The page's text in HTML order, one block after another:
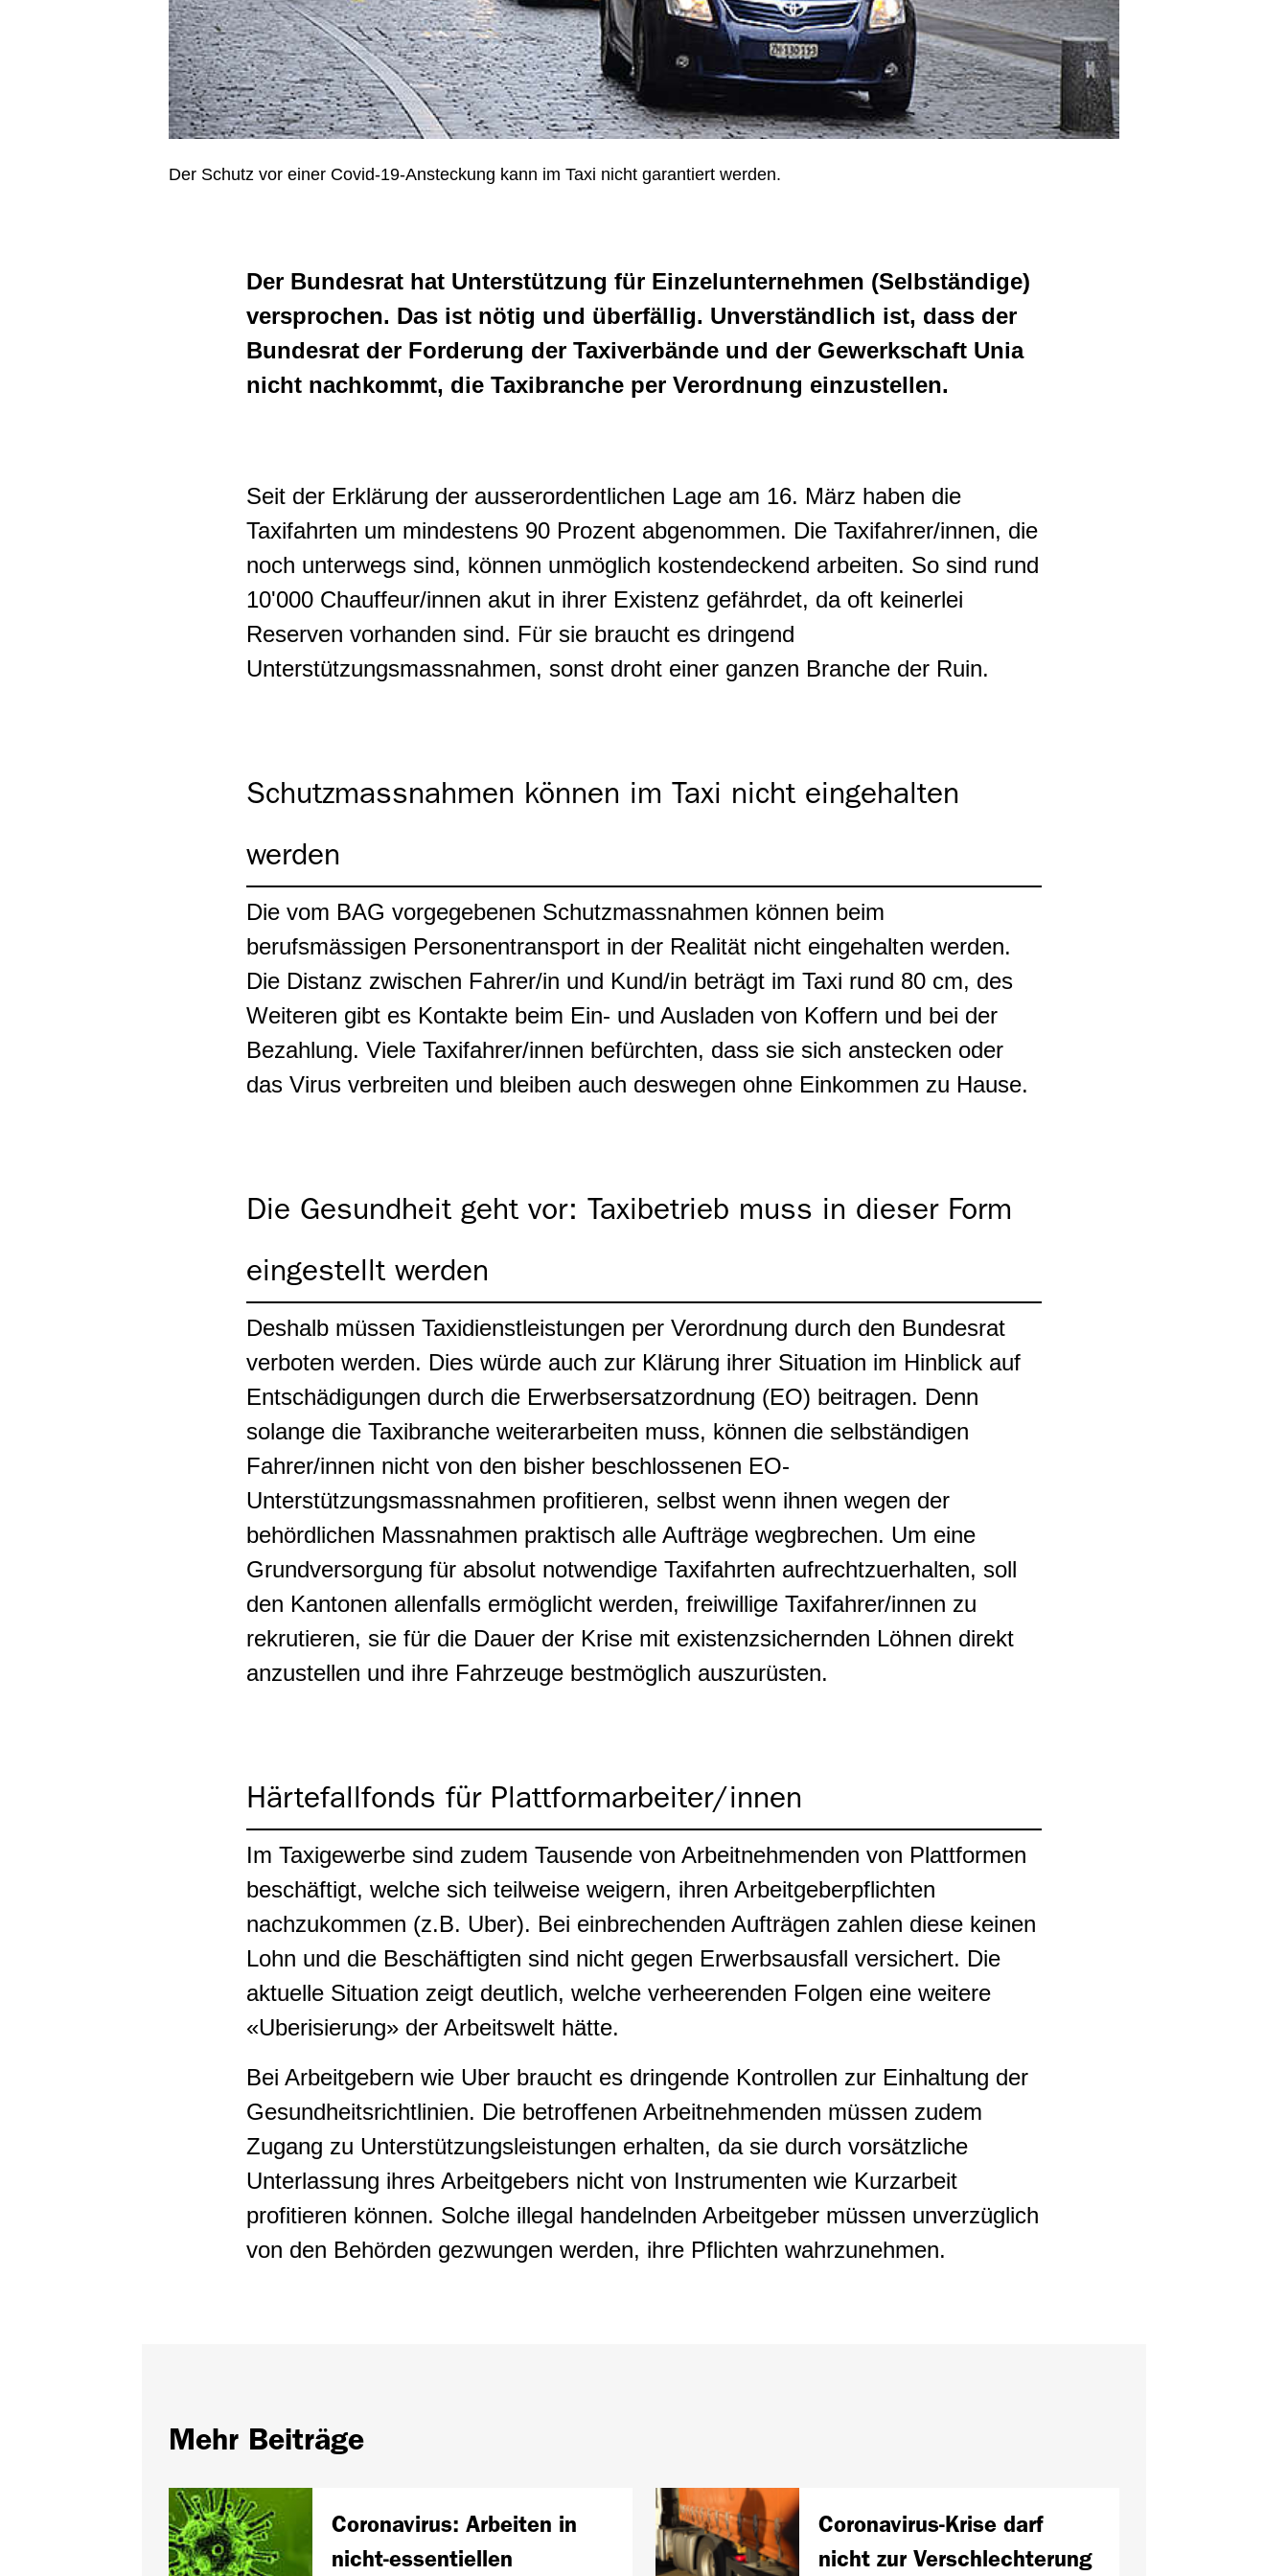
Gartenbau
Gastgewerbe und
Gebäudetechnik
Genussmittelindustrie
Pflege und Betreuung
Ladenöffnungszeiten
Saubere und sichere
Baustellen
Ältere Arbeitnehmende
Klimapolitik - ökosozialer
Beziehungen Schweiz-EU
Stundenlohn
Der Schutz vor einer Covid-19-Ansteckung kann im Taxi nicht garantiert werden.
Der Bundesrat hat Unterstützung für Einzelunternehmen (Selbständige)
versprochen. Das ist nötig und überfällig. Unverständlich ist, dass der
Bundesrat der Forderung der Taxiverbände und der Gewerkschaft Unia
nicht nachkommt, die Taxibranche per Verordnung einzustellen.
Seit der Erklärung der ausserordentlichen Lage am 16. März haben die
Taxifahrten um mindestens 90 Prozent abgenommen. Die Taxifahrer/innen, die
noch unterwegs sind, können unmöglich kostendeckend arbeiten. So sind rund
10'000 Chauffeur/innen akut in ihrer Existenz gefährdet, da oft keinerlei
Reserven vorhanden sind. Für sie braucht es dringend
Unterstützungsmassnahmen, sonst droht einer ganzen Branche der Ruin.
Schutzmassnahmen können im Taxi nicht eingehalten
werden
Die vom BAG vorgegebenen Schutzmassnahmen können beim
berufsmässigen Personentransport in der Realität nicht eingehalten werden.
Die Distanz zwischen Fahrer/in und Kund/in beträgt im Taxi rund 80 cm, des
Weiteren gibt es Kontakte beim Ein- und Ausladen von Koffern und bei der
Bezahlung. Viele Taxifahrer/innen befürchten, dass sie sich anstecken oder
das Virus verbreiten und bleiben auch deswegen ohne Einkommen zu Hause.
Die Gesundheit geht vor: Taxibetrieb muss in dieser Form
eingestellt werden
Deshalb müssen Taxidienstleistungen per Verordnung durch den Bundesrat
verboten werden. Dies würde auch zur Klärung ihrer Situation im Hinblick auf
Entschädigungen durch die Erwerbsersatzordnung (EO) beitragen. Denn
solange die Taxibranche weiterarbeiten muss, können die selbständigen
Fahrer/innen nicht von den bisher beschlossenen EO-
Unterstützungsmassnahmen profitieren, selbst wenn ihnen wegen der
behördlichen Massnahmen praktisch alle Aufträge wegbrechen. Um eine
Grundversorgung für absolut notwendige Taxifahrten aufrechtzuerhalten, soll
den Kantonen allenfalls ermöglicht werden, freiwillige Taxifahrer/innen zu
rekrutieren, sie für die Dauer der Krise mit existenzsichernden Löhnen direkt
anzustellen und ihre Fahrzeuge bestmöglich auszurüsten.
Härtefallfonds für Plattformarbeiter/innen
Im Taxigewerbe sind zudem Tausende von Arbeitnehmenden von Plattformen
beschäftigt, welche sich teilweise weigern, ihren Arbeitgeberpflichten
nachzukommen (z.B. Uber). Bei einbrechenden Aufträgen zahlen diese keinen
Lohn und die Beschäftigten sind nicht gegen Erwerbsausfall versichert. Die
aktuelle Situation zeigt deutlich, welche verheerenden Folgen eine weitere
«Uberisierung» der Arbeitswelt hätte.
Bei Arbeitgebern wie Uber braucht es dringende Kontrollen zur Einhaltung der
Gesundheitsrichtlinien. Die betroffenen Arbeitnehmenden müssen zudem
Zugang zu Unterstützungsleistungen erhalten, da sie durch vorsätzliche
Unterlassung ihres Arbeitgebers nicht von Instrumenten wie Kurzarbeit
profitieren können. Solche illegal handelnden Arbeitgeber müssen unverzüglich
von den Behörden gezwungen werden, ihre Pflichten wahrzunehmen.
Mehr Beiträge
Coronavirus: Arbeiten in
nicht-essentiellen
Coronavirus-Krise darf
nicht zur Verschlechterung